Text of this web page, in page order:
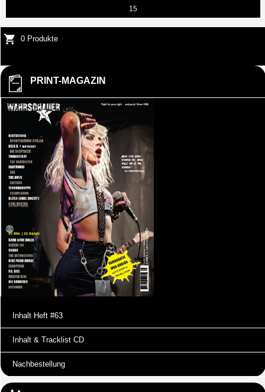
15
0 Produkte
PRINT-MAGAZIN
Inhalt Heft #63
Inhalt & Tracklist CD
Nachbestellung